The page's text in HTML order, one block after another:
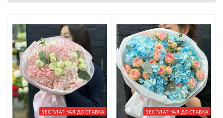
БЕСПЛАТНАЯ ДОСТАВКА БЕСПЛАТНАЯ ДОСТАВКА